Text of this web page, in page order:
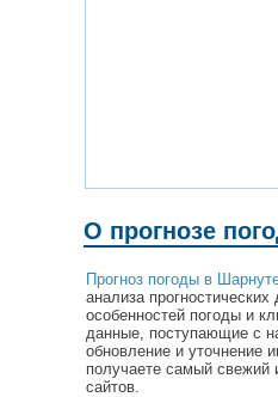
О прогнозе
Прогноз погоды в
анализа
особенностей погоды и
данные, поступающие с
обновление и уточнение
получаете самый свежий
сайтов.